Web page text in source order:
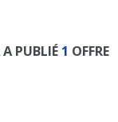
PUBLIÉ1 OFFRE